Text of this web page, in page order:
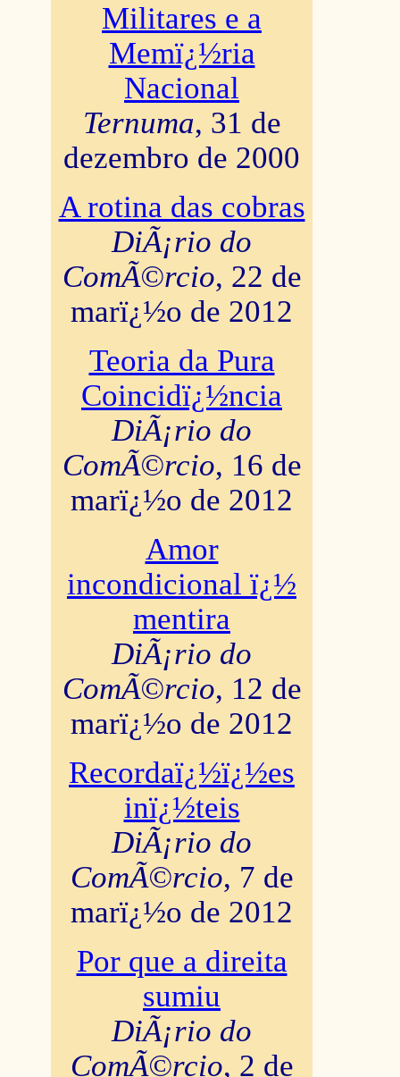
Militares e a
Memï¿½ria
Nacional
Ternuma, 31 de
dezembro de 2000
A rotina das cobras
DiÃ¡rio do
ComÃ©rcio, 22 de
marï¿½o de 2012
Teoria da Pura
Coincidï¿½ncia
DiÃ¡rio do
ComÃ©rcio, 16 de
marï¿½o de 2012
Amor
incondicional ï¿½
mentira
DiÃ¡rio do
ComÃ©rcio, 12 de
marï¿½o de 2012
Recordaï¿½ï¿½es
inï¿½teis
DiÃ¡rio do
ComÃ©rcio, 7 de
marï¿½o de 2012
Por que a direita
sumiu
DiÃ¡rio do
ComÃ©rcio, 2 de